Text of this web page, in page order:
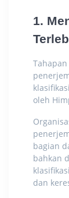
1.
oleh
bagian
bahkan
dan